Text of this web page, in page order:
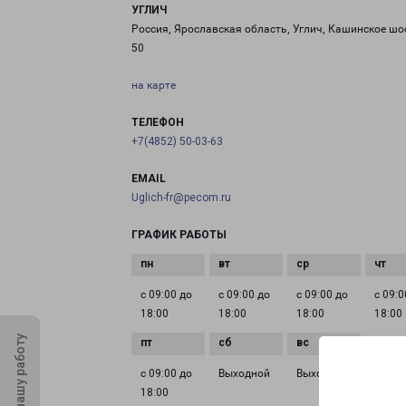
УГЛИЧ
Россия, Ярославская область, Углич, Кашинское
50
на карте
ТЕЛЕФОН
+7(4852) 50-03-63
EMAIL
Uglich-fr@pecom.ru
ГРАФИК РАБОТЫ
с 09:00 до
18:00
с 09:00 до
18:00
с 09:00 до
18:00
с
18:00
с 09:00 до
18:00
Выходной Выходной